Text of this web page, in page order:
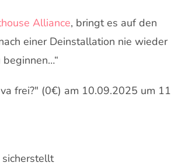
Alliance, bringt es auf den
einer Deinstallation nie wieder
frei?" (0€) am 10.09.2025 um 11